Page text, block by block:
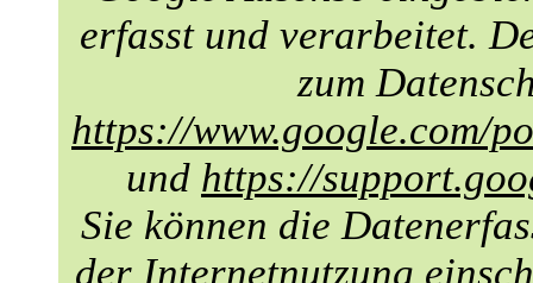
erfasst und verarbeitet.
zum
https://www.google.com/
und https://
Sie können die
der Internetnutzung